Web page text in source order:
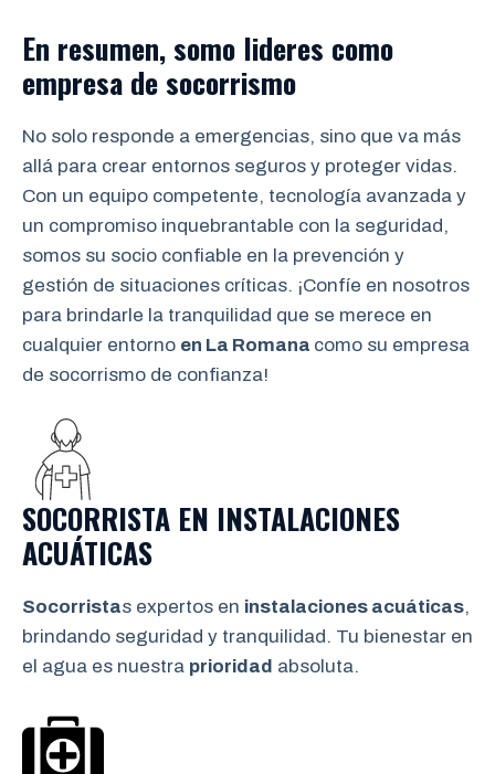
En resumen, somo lideres como
empresa de socorrismo
No solo responde a emergencias, sino que va más
allá para crear entornos seguros y proteger vidas.
Con un equipo competente, tecnología avanzada y
un compromiso inquebrantable con la seguridad,
somos su socio confiable en la prevención y
gestión de situaciones críticas. ¡Confíe en nosotros
para brindarle la tranquilidad que se merece en
cualquier entorno en La Romana como su empresa
de socorrismo de confianza!
SOCORRISTA EN INSTALACIONES
ACUÁTICAS
Socorristas expertos en instalaciones acuáticas,
brindando seguridad y tranquilidad. Tu bienestar en
el agua es nuestra prioridad absoluta.